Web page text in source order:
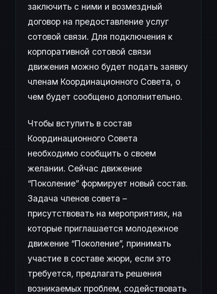
заключить с ними и возмездный
договор на предоставление услуг
сотовой связи. Для подключения к
корпоративной сотовой связи
движения можно будет подать заявку
членам Координационного Совета, о
чем будет сообщено дополнительно.
Чтобы вступить в состав
Координационного Совета
необходимо сообщить о своем
желании. Сейчас движение
“Поколение” формирует новый состав.
Задача членов совета –
присутствовать на мероприятиях, на
которые приглашается молодежное
движение “Поколение”, принимать
участие в составе жюри, если это
требуется, предлагать решения
возникаемых проблем, содействовать